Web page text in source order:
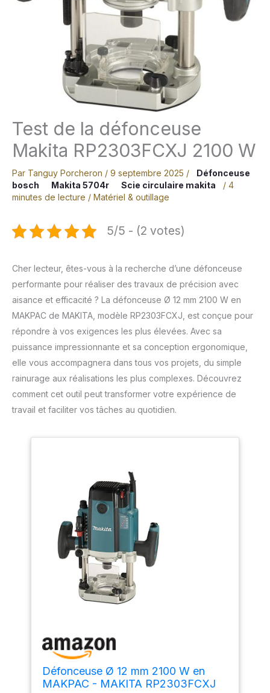
Test de la défonceuse
Makita RP2303FCXJ 2100 W
Par Tanguy Porcheron / 9 septembre 2025 /
Défonceuse
bosch
Makita 5704r Scie circulaire makita / 4
minutes de lecture / Matériel & outillage
5/5 - (2 votes)
Cher lecteur, êtes-vous à la recherche d’une défonceuse
performante pour réaliser des travaux de précision avec
aisance et efficacité ? La défonceuse Ø 12 mm 2100 W en
MAKPAC de MAKITA, modèle RP2303FCXJ, est conçue pour
répondre à vos exigences les plus élevées. Avec sa
puissance impressionnante et sa conception ergonomique,
elle vous accompagnera dans tous vos projets, du simple
rainurage aux réalisations les plus complexes. Découvrez
comment cet outil peut transformer votre expérience de
travail et faciliter vos tâches au quotidien.
Défonceuse Ø 12 mm 2100 W en
MAKPAC - MAKITA RP2303FCXJ